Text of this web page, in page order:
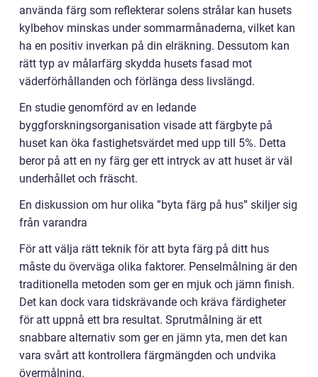
använda färg som reflekterar solens strålar kan husets
kylbehov minskas under sommarmånaderna, vilket kan
ha en positiv inverkan på din elräkning. Dessutom kan
rätt typ av målarfärg skydda husets fasad mot
väderförhållanden och förlänga dess livslängd.
En studie genomförd av en ledande
byggforskningsorganisation visade att färgbyte på
huset kan öka fastighetsvärdet med upp till 5%. Detta
beror på att en ny färg ger ett intryck av att huset är väl
underhållet och fräscht.
En diskussion om hur olika ”byta färg på hus” skiljer sig
från varandra
För att välja rätt teknik för att byta färg på ditt hus
måste du överväga olika faktorer. Penselmålning är den
traditionella metoden som ger en mjuk och jämn finish.
Det kan dock vara tidskrävande och kräva färdigheter
för att uppnå ett bra resultat. Sprutmålning är ett
snabbare alternativ som ger en jämn yta, men det kan
vara svårt att kontrollera färgmängden och undvika
övermålning.